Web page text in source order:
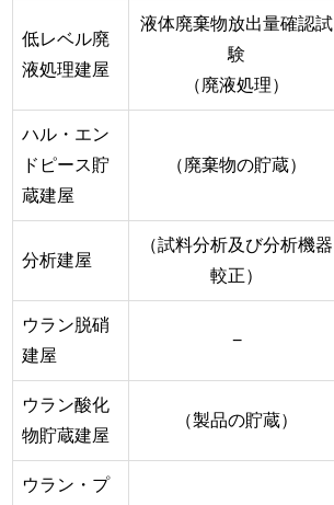
低レベル廃
液処理建屋
液体廃棄物放出量確認試
験
（廃液処理）
ハル・エン
ドピース貯
蔵建屋
（廃棄物の貯蔵）
分析建屋
（試料分析及び分析機器
較正）
ウラン脱硝
建屋
−
ウラン酸化
物貯蔵建屋
（製品の貯蔵）
ウラン・プ